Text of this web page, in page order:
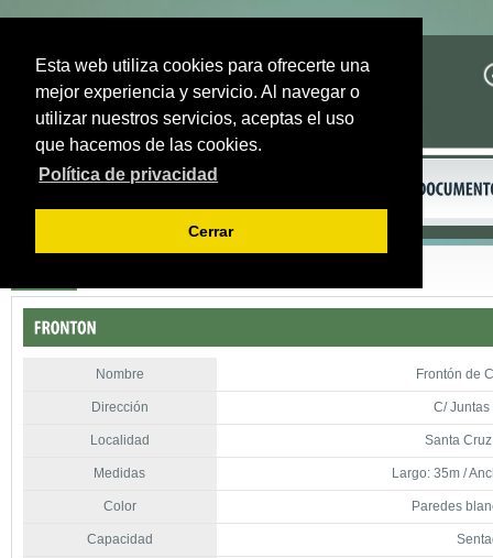
Esta web utiliza cookies para ofrecerte una
mejor experiencia y servicio. Al navegar o
utilizar nuestros servicios, aceptas el uso
que hacemos de las cookies.
Política de privacidad
Cerrar
Nombre Frontón de
Dirección C/
Localidad Santa
Medidas Largo: 35m /
Color Paredes
Capacidad